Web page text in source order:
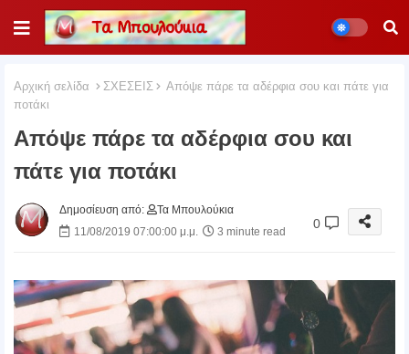
Αρχική σελίδα ΣΧΕΣΕΙΣ
Απόψε πάρε τα αδέρφια σου και πάτε για
ποτάκι
Απόψε πάρε τα αδέρφια σου και
πάτε για ποτάκι
Δημοσίευση από:
Τα Μπουλούκια
11/08/2019 07:00:00 μ.μ.
3 minute read
0